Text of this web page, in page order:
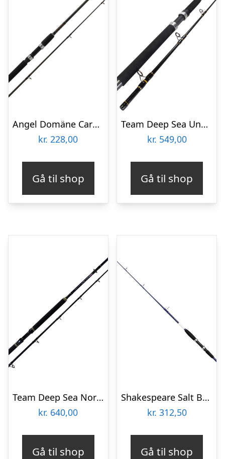
Angel Domäne Carbon Pilk Special Pirkestang 12-20lbs – Pirkestang
kr. 228,00
Gå til shop
Team Deep Sea Unbreakable Fjordspin 7′ 200-600gr – Pirkestang
kr. 549,00
Gå til shop
Team Deep Sea North Power Boat 7′ 200-600gr – Pirkestang
kr. 640,00
Gå til shop
Shakespeare Salt Boat 6′ 20-30lbs – Pirkestang
kr. 312,50
Gå til shop